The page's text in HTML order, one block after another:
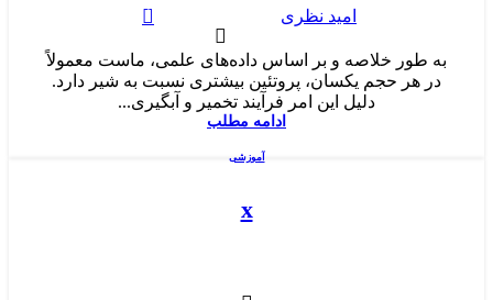
امید نظری 1
به طور خلاصه و بر اساس داده‌های علمی، ماست معمولاً
در هر حجم یکسان، پروتئین بیشتری نسبت به شیر دارد.
دلیل این امر فرآیند تخمیر و آبگیری...
ادامه مطلب
آموزشی
x